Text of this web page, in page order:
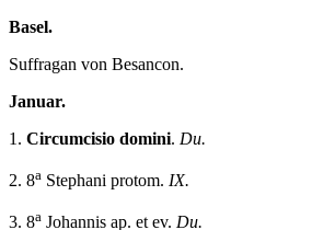
Basel.
Suffragan von Besancon.
Januar.
1. Circumcisio domini. Du.
2. 8a Stephani protom. IX.
3. 8a Johannis ap. et ev. Du.